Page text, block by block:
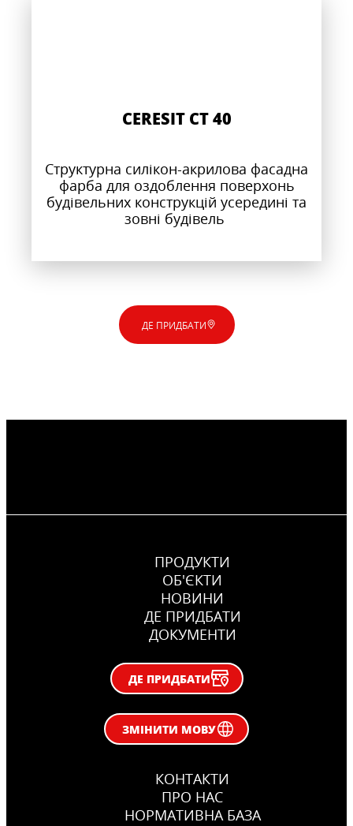
CERESIT CT 40
Структурна силікон-акрилова фасадна
фарба для оздоблення поверхонь
будівельних конструкцій усередині та
зовні будівель
ДЕ ПРИДБАТИ
ПРОДУКТИ
ОБ'ЄКТИ
НОВИНИ
ДЕ ПРИДБАТИ
ДОКУМЕНТИ
ДЕ ПРИДБАТИ
ЗМІНИТИ МОВУ
КОНТАКТИ
ПРО НАС
НОРМАТИВНА БАЗА